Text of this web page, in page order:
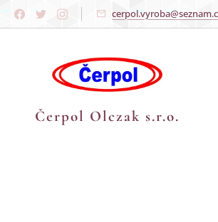
Čerpol Olczak s.r.o.